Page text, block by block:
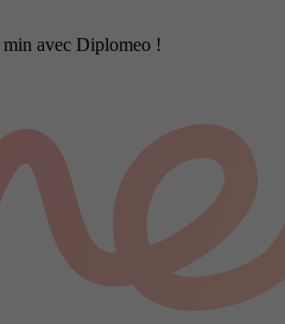
avec Diplomeo !